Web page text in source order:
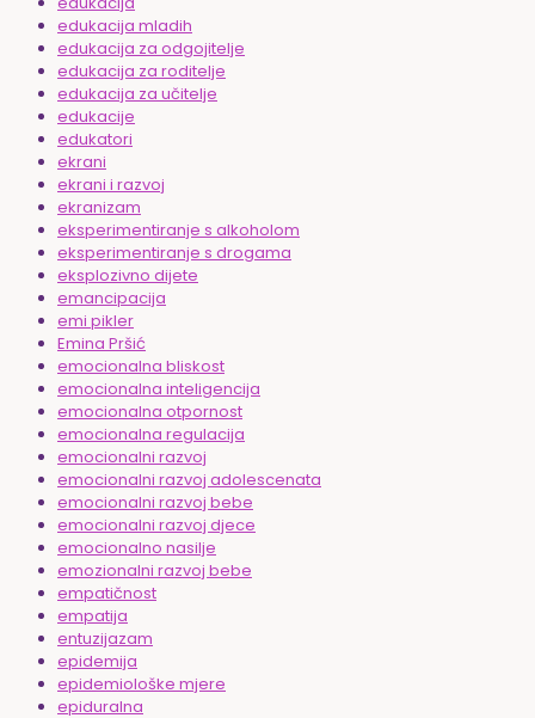
edukacija mladih
edukacija za odgojitelje
edukacija za roditelje
edukacija za učitelje
edukacije
edukatori
ekrani
ekrani i razvoj
ekranizam
eksperimentiranje s alkoholom
eksperimentiranje s drogama
eksplozivno dijete
emancipacija
emi pikler
Emina Pršić
emocionalna bliskost
emocionalna inteligencija
emocionalna otpornost
emocionalna regulacija
emocionalni razvoj
emocionalni razvoj adolescenata
emocionalni razvoj bebe
emocionalni razvoj djece
emocionalno nasilje
emozionalni razvoj bebe
empatičnost
empatija
entuzijazam
epidemija
epidemiološke mjere
epiduralna